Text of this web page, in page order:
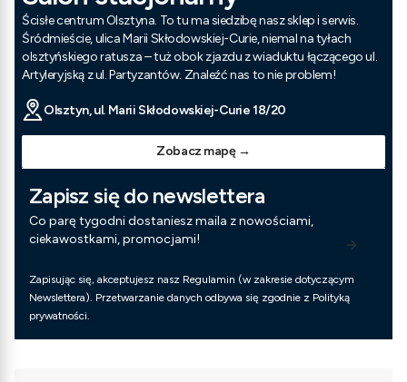
Ścisłe centrum Olsztyna. To tu ma siedzibę nasz sklep i serwis.
Śródmieście, ulica Marii Skłodowskiej-Curie, niemal na tyłach
olsztyńskiego ratusza – tuż obok zjazdu z wiaduktu łączącego ul.
Artyleryjską z ul. Partyzantów. Znaleźć nas to nie problem!
Olsztyn, ul. Marii Skłodowskiej-Curie 18/20
Zobacz mapę →
Zapisz się do newslettera
Co parę tygodni dostaniesz maila z nowościami,
ciekawostkami, promocjami!
Zapisując się, akceptujesz nasz Regulamin (w zakresie dotyczącym
Newslettera). Przetwarzanie danych odbywa się zgodnie z Polityką
prywatności.